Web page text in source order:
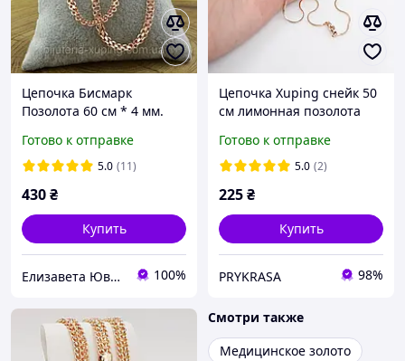
Цепочка Бисмарк
Позолота 60 см * 4 мм.
золото
Готово к отправке
5.0 (11)
430₴
Купить
Елизавета Ювелирная бижутерия 100%
Цепочка Xuping снейк 50
см лимонная позолота
Готово к отправке
5.0 (2)
225₴
Купить
PRYKRASA 98%
Смотри также
Медицинское золото